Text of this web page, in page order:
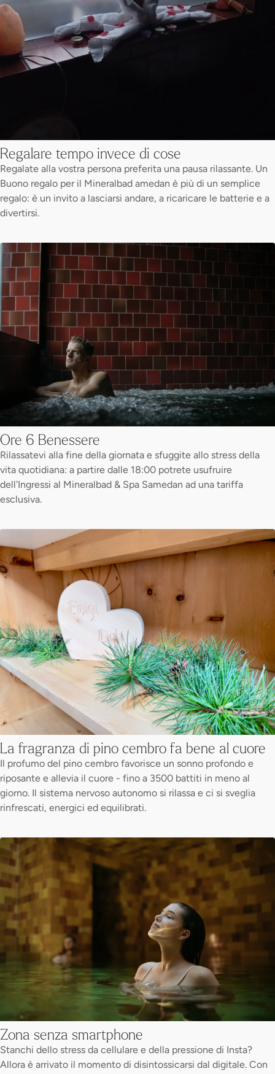
Regalare tempo invece di cose
Regalate alla vostra persona preferita una pausa rilassante. Un
Buono regalo per il Mineralbad amedan è più di un semplice
regalo: è un invito a lasciarsi andare, a ricaricare le batterie e a
divertirsi.
Ore 6 Benessere
Rilassatevi alla fine della giornata e sfuggite allo stress della
vita quotidiana: a partire dalle 18:00 potrete usufruire
dell'Ingressi al Mineralbad & Spa Samedan ad una tariffa
esclusiva.
La fragranza di pino cembro fa bene al cuore
Il profumo del pino cembro favorisce un sonno profondo e
riposante e allevia il cuore - fino a 3500 battiti in meno al
giorno. Il sistema nervoso autonomo si rilassa e ci si sveglia
rinfrescati, energici ed equilibrati.
Zona senza smartphone
Stanchi dello stress da cellulare e della pressione di Insta?
Allora è arrivato il momento di disintossicarsi dal digitale. Con